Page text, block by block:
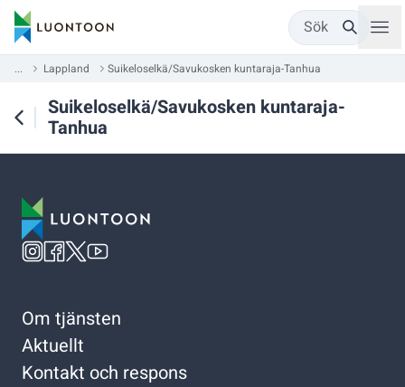
Sök
... Lappland Suikeloselkä/Savukosken kuntaraja-Tanhua
Suikeloselkä/Savukosken kuntaraja-
Tanhua
Om tjänsten
Aktuellt
Kontakt och respons